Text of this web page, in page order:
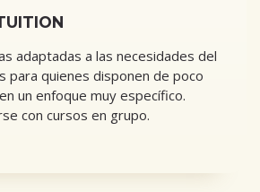
adaptadas a las necesidades del
para quienes disponen de poco
un enfoque muy específico.
con cursos en grupo.